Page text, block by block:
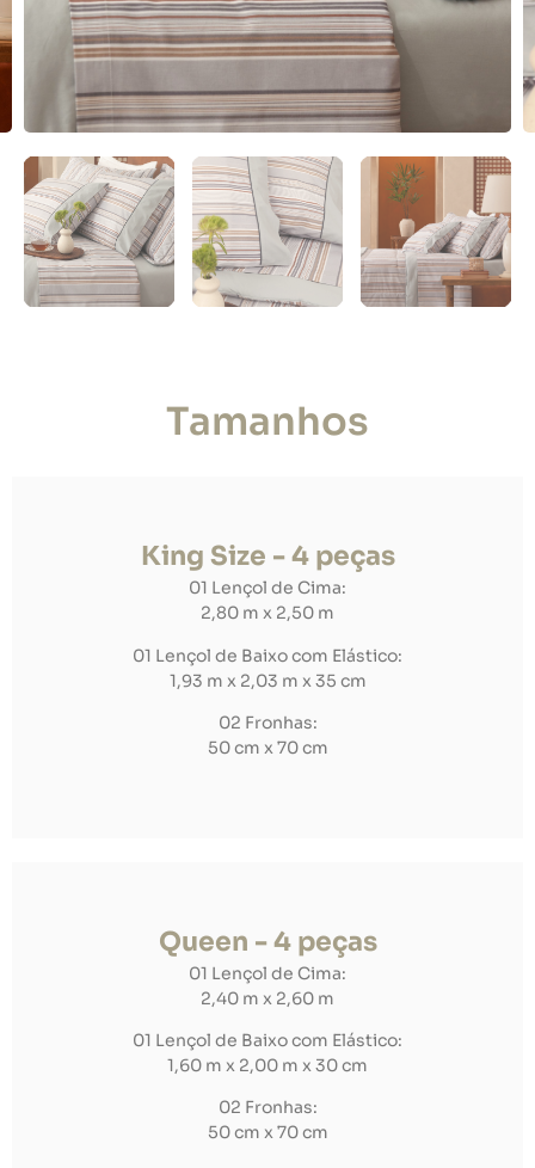
Tamanhos
King Size - 4 peças
01 Lençol de Cima:
2,80 m x 2,50 m
01 Lençol de Baixo com Elástico:
1,93 m x 2,03 m x 35 cm
02 Fronhas:
50 cm x 70 cm
Queen - 4 peças
01 Lençol de Cima:
2,40 m x 2,60 m
01 Lençol de Baixo com Elástico:
1,60 m x 2,00 m x 30 cm
02 Fronhas:
50 cm x 70 cm